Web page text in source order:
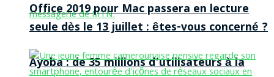
Ayoba : de 35 millions d’utilisateurs à la
Office 2019 pour Mac passera en lecture
seule dès le 13 juillet : êtes-vous concerné ?